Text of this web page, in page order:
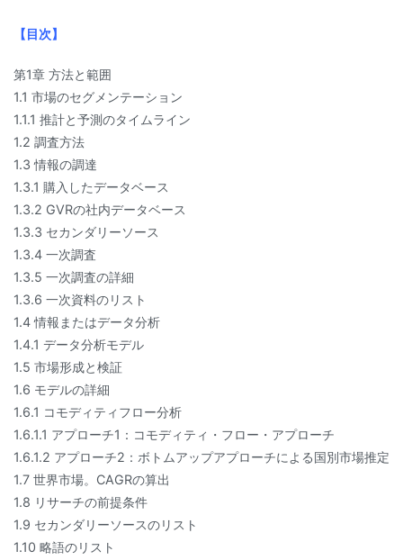
【目次】
第1章 方法と範囲
1.1 市場のセグメンテーション
1.1.1 推計と予測のタイムライン
1.2 調査方法
1.3 情報の調達
1.3.1 購入したデータベース
1.3.2 GVRの社内データベース
1.3.3 セカンダリーソース
1.3.4 一次調査
1.3.5 一次調査の詳細
1.3.6 一次資料のリスト
1.4 情報またはデータ分析
1.4.1 データ分析モデル
1.5 市場形成と検証
1.6 モデルの詳細
1.6.1 コモディティフロー分析
1.6.1.1 アプローチ1：コモディティ・フロー・アプローチ
1.6.1.2 アプローチ2：ボトムアップアプローチによる国別市場推定
1.7 世界市場。CAGRの算出
1.8 リサーチの前提条件
1.9 セカンダリーソースのリスト
1.10 略語のリスト